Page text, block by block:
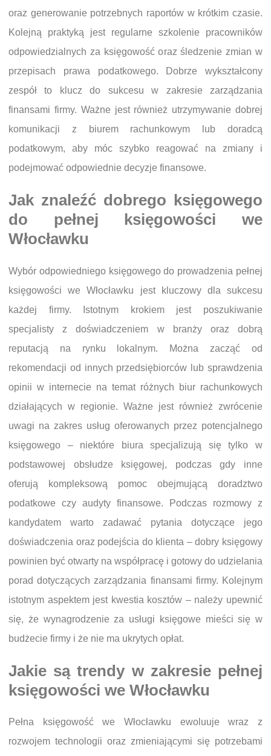
oraz generowanie potrzebnych raportów w krótkim czasie.
Kolejną praktyką jest regularne szkolenie pracowników
odpowiedzialnych za księgowość oraz śledzenie zmian w
przepisach prawa podatkowego. Dobrze wykształcony
zespół to klucz do sukcesu w zakresie zarządzania
finansami firmy. Ważne jest również utrzymywanie dobrej
komunikacji z biurem rachunkowym lub doradcą
podatkowym, aby móc szybko reagować na zmiany i
podejmować odpowiednie decyzje finansowe.
Jak znaleźć dobrego księgowego
do pełnej księgowości we
Włocławku
Wybór odpowiedniego księgowego do prowadzenia pełnej
księgowości we Włocławku jest kluczowy dla sukcesu
każdej firmy. Istotnym krokiem jest poszukiwanie
specjalisty z doświadczeniem w branży oraz dobrą
reputacją na rynku lokalnym. Można zacząć od
rekomendacji od innych przedsiębiorców lub sprawdzenia
opinii w internecie na temat różnych biur rachunkowych
działających w regionie. Ważne jest również zwrócenie
uwagi na zakres usług oferowanych przez potencjalnego
księgowego – niektóre biura specjalizują się tylko w
podstawowej obsłudze księgowej, podczas gdy inne
oferują kompleksową pomoc obejmującą doradztwo
podatkowe czy audyty finansowe. Podczas rozmowy z
kandydatem warto zadawać pytania dotyczące jego
doświadczenia oraz podejścia do klienta – dobry księgowy
powinien być otwarty na współpracę i gotowy do udzielania
porad dotyczących zarządzania finansami firmy. Kolejnym
istotnym aspektem jest kwestia kosztów – należy upewnić
się, że wynagrodzenie za usługi księgowe mieści się w
budżecie firmy i że nie ma ukrytych opłat.
Jakie są trendy w zakresie pełnej
księgowości we Włocławku
Pełna księgowość we Włocławku ewoluuje wraz z
rozwojem technologii oraz zmieniającymi się potrzebami